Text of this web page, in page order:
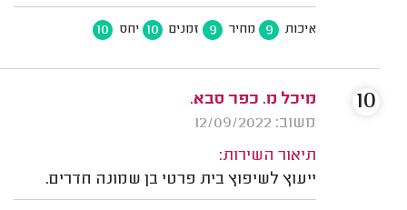
איכות 9 מחיר 9 זמנים 10 יחס 10
מיכל מ. כפר סבא.
משוב: 12/09/2022
תיאור השירות:
ייעוץ לשיפוץ בית פרטי בן שמונה חדרים.
10